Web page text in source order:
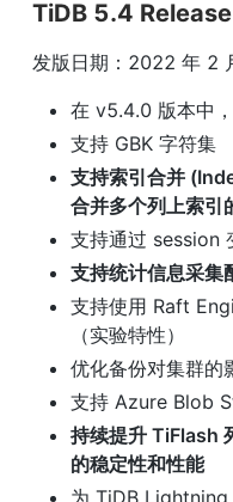
TiDB 5.4
发版日期：2022 年 2
在 v5.4.0 版本中
支持 GBK 字符集
支持索引合并
合并多个列上索引
支持通过 session
支持统计信息采集
支持使用 Raft
（实验特性）
优化备份对集群的
支持 Azure Blob
持续提升 TiFlash
的稳定性和性能
为 TiDB Lightning